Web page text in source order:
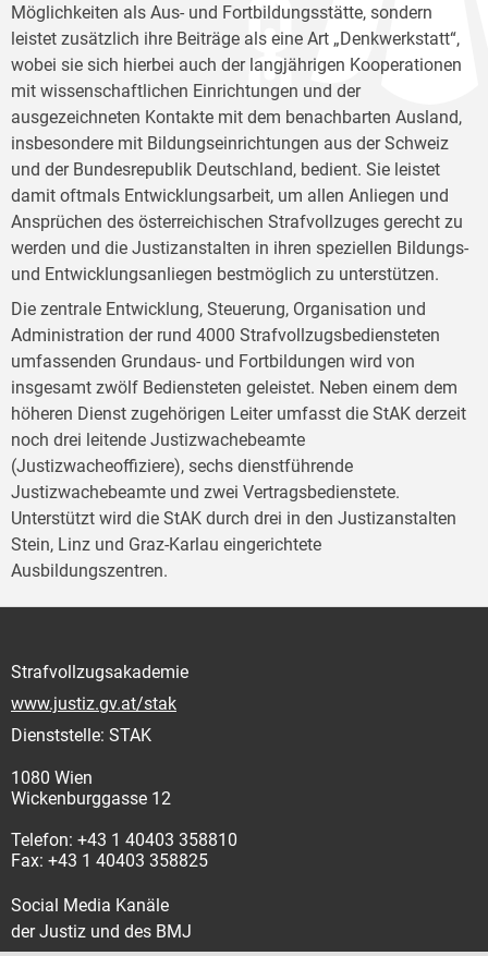
Möglichkeiten als Aus- und Fortbildungsstätte, sondern
leistet zusätzlich ihre Beiträge als eine Art „Denkwerkstatt“,
wobei sie sich hierbei auch der langjährigen Kooperationen
mit wissenschaftlichen Einrichtungen und der
ausgezeichneten Kontakte mit dem benachbarten Ausland,
insbesondere mit Bildungseinrichtungen aus der Schweiz
und der Bundesrepublik Deutschland, bedient. Sie leistet
damit oftmals Entwicklungsarbeit, um allen Anliegen und
Ansprüchen des österreichischen Strafvollzuges gerecht zu
werden und die Justizanstalten in ihren speziellen Bildungs-
und Entwicklungsanliegen bestmöglich zu unterstützen.
Die zentrale Entwicklung, Steuerung, Organisation und
Administration der rund 4000 Strafvollzugsbediensteten
umfassenden Grundaus- und Fortbildungen wird von
insgesamt zwölf Bediensteten geleistet. Neben einem dem
höheren Dienst zugehörigen Leiter umfasst die StAK derzeit
noch drei leitende Justizwachebeamte
(Justizwacheoffiziere), sechs dienstführende
Justizwachebeamte und zwei Vertragsbedienstete.
Unterstützt wird die StAK durch drei in den Justizanstalten
Stein, Linz und Graz-Karlau eingerichtete
Ausbildungszentren.
Strafvollzugsakademie
www.justiz.gv.at/stak
Dienststelle: STAK
1080 Wien
Wickenburggasse 12
Telefon: +43 1 40403 358810
Fax: +43 1 40403 358825
Social Media Kanäle
der Justiz und des BMJ